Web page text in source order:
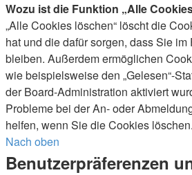
Wozu ist die Funktion „Alle
„Alle Cookies löschen“ löscht die
hat und die dafür sorgen, dass Sie
bleiben. Außerdem ermöglichen
wie beispielsweise den „Gelesen“-
der Board-Administration aktiviert
Probleme bei der An- oder
helfen, wenn Sie die Cookies löschen.
Nach oben
Benutzerpräferenzen